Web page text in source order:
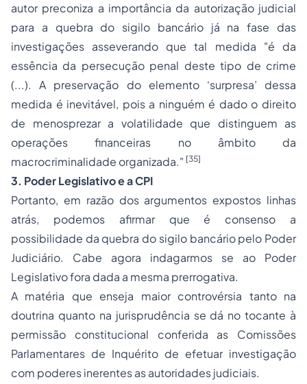
autor preconiza a importância da autorização judicial
para a quebra do sigilo bancário já na fase das
investigações asseverando que tal medida "é da
essência da persecução penal deste tipo de crime
(...). A preservação do elemento ‘surpresa’ dessa
medida é inevitável, pois a ninguém é dado o direito
de menosprezar a volatilidade que distinguem as
operações financeiras no âmbito da
macrocriminalidade organizada." [35]
3. Poder Legislativo e a CPI
Portanto, em razão dos argumentos expostos linhas
atrás, podemos afirmar que é consenso a
possibilidade da quebra do sigilo bancário pelo Poder
Judiciário. Cabe agora indagarmos se ao Poder
Legislativo fora dada a mesma prerrogativa.
A matéria que enseja maior controvérsia tanto na
doutrina quanto na jurisprudência se dá no tocante à
permissão constitucional conferida as Comissões
Parlamentares de Inquérito de efetuar investigação
com poderes inerentes as autoridades judiciais.